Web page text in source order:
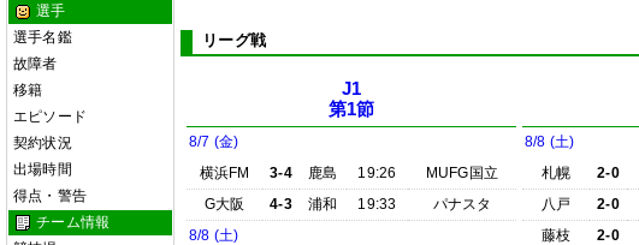
選手
選手名鑑
故障者
移籍
エピソード
契約状況
出場時間
得点・警告
チーム情報
リーグ戦
J1
第1節
8/7 (金)
横浜FM
3-4 鹿島 19:26
MUFG国立
G大阪
4-3 浦和 19:33
パナスタ
8/8 (土)
8/8 (土)
札幌
2-0
八戸
2-0
藤枝
2-0